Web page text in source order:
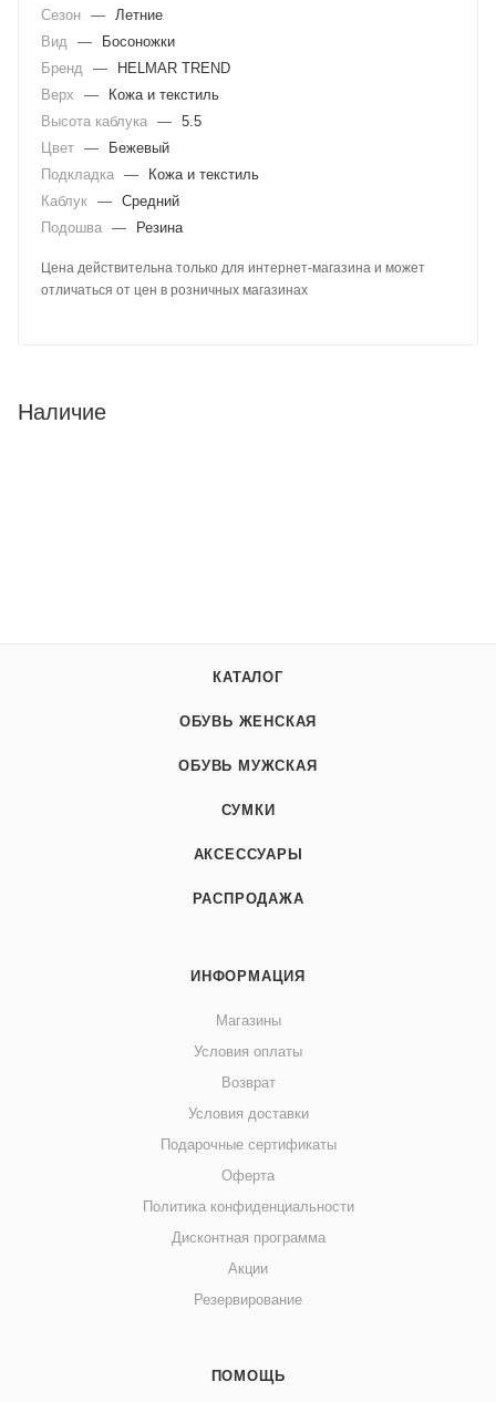
Сезон —
Летние
Вид
—
Босоножки
Бренд
—
HELMAR TREND
Верх
—
Кожа и текстиль
Высота каблука — 5.5
Цвет —
Бежевый
Подкладка —
Кожа и текстиль
Каблук — Средний
Подошва — Резина
Цена действительна только для интернет-магазина и может
отличаться от цен в розничных магазинах
Наличие
КАТАЛОГ
ОБУВЬ ЖЕНСКАЯ
ОБУВЬ МУЖСКАЯ
СУМКИ
АКСЕССУАРЫ
РАСПРОДАЖА
ИНФОРМАЦИЯ
Магазины
Условия оплаты
Возврат
Условия доставки
Подарочные сертификаты
Оферта
Политика конфиденциальности
Дисконтная программа
Акции
Резервирование
ПОМОЩЬ